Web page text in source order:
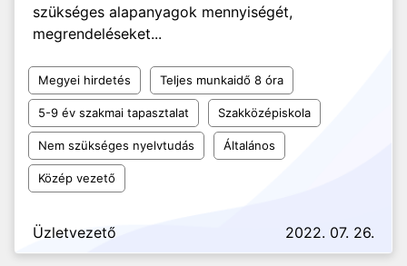
szükséges alapanyagok mennyiségét,
megrendeléseket...
Megyei hirdetés Teljes munkaidő 8 óra
5-9 év szakmai tapasztalat Szakközépiskola
Nem szükséges nyelvtudás Általános
Közép vezető
Üzletvezető 2022. 07. 26.